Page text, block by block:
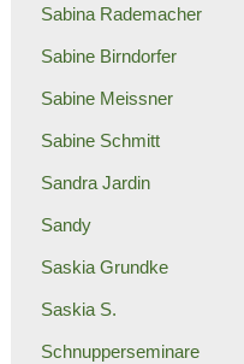
Sabina Rademacher
Sabine Birndorfer
Sabine Meissner
Sabine Schmitt
Sandra Jardin
Sandy
Saskia Grundke
Saskia S.
Schnupperseminare